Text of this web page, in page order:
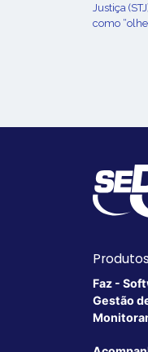
Justiça
como
Produtos
Faz -
Gestão